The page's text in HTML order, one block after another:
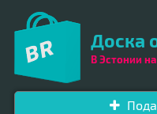
Доска
В Эстонии